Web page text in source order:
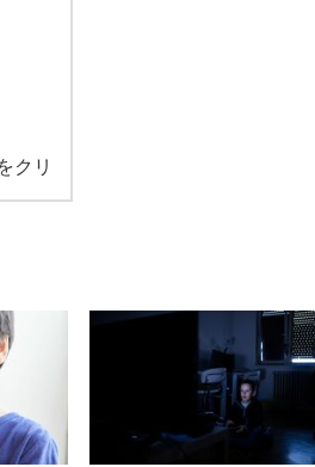
クリ